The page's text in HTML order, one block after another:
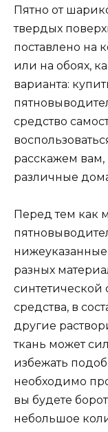
Пятно от
твердых
поставлено на
или на обоях,
варианта:
средство
расскажем вам,
различные
Перед тем как
разных
средства, в
другие
ткань может
избежать
необходимо
вы будете
небольшое